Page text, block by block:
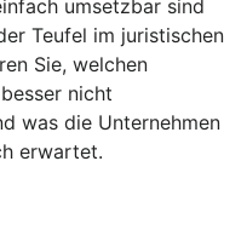
umsetzbar sind
Teufel im juristischen
Sie, welchen
nicht
was die Unternehmen
erwartet.